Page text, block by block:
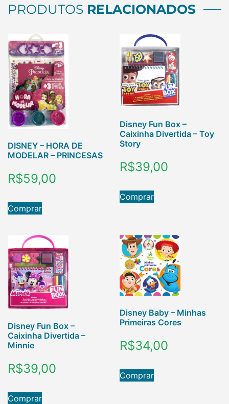
PRODUTOS RELACIONADOS
DISNEY – HORA DE
MODELAR – PRINCESAS
R$59,00
Comprar
Disney Fun Box –
Caixinha Divertida – Toy
Story
R$39,00
Comprar
Disney Fun Box –
Caixinha Divertida –
Minnie
R$39,00
Comprar
Disney Baby – Minhas
Primeiras Cores
R$34,00
Comprar